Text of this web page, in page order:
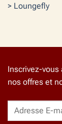
> Loungefly
Inscrivez-
nos offres et